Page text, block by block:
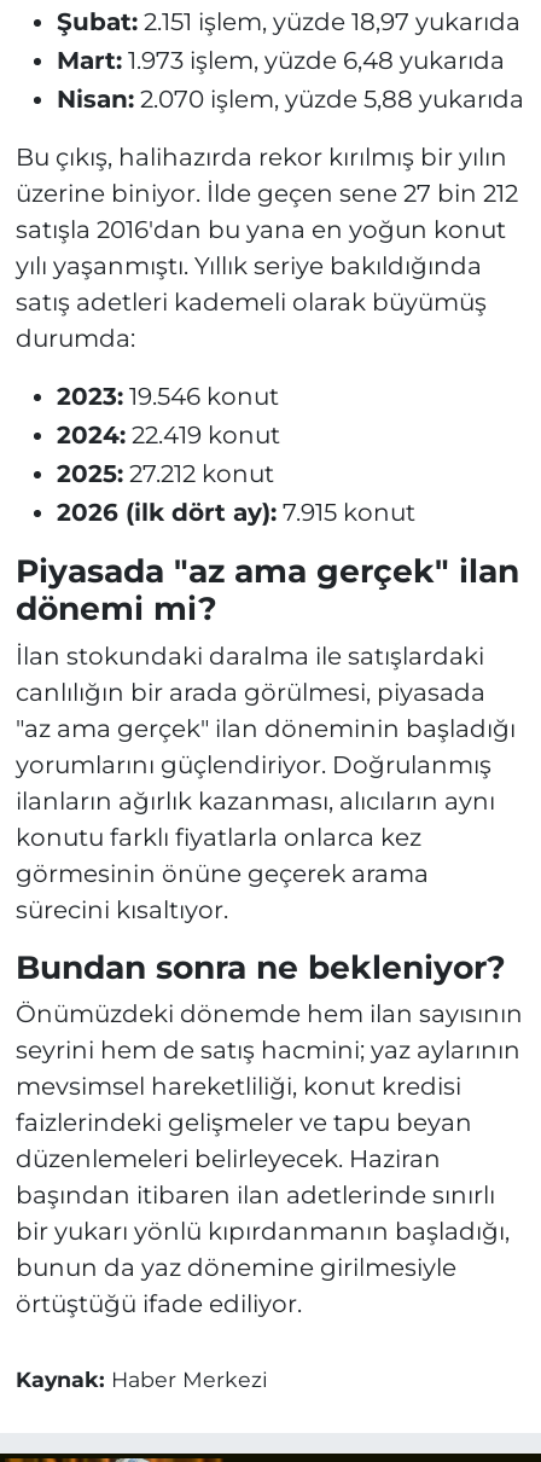
Şubat:2.151 işlem, yüzde 18,97 yukarıda
Mart:1.973 işlem, yüzde 6,48 yukarıda
Nisan:2.070 işlem, yüzde 5,88 yukarıda
Bu çıkış, halihazırda rekor kırılmış bir yılın
üzerine biniyor. İlde geçen sene 27 bin 212
satışla 2016'dan bu yana en yoğun konut
yılı yaşanmıştı. Yıllık seriye bakıldığında
satış adetleri kademeli olarak büyümüş
durumda:
2023:19.546 konut
2024:22.419 konut
2025:27.212 konut
2026 (ilk dört ay):7.915 konut
Piyasada "az ama gerçek" ilan
dönemi mi?
İlan stokundaki daralma ile satışlardaki
canlılığın bir arada görülmesi, piyasada
"az ama gerçek" ilan döneminin başladığı
yorumlarını güçlendiriyor. Doğrulanmış
ilanların ağırlık kazanması, alıcıların aynı
konutu farklı fiyatlarla onlarca kez
görmesinin önüne geçerek arama
sürecini kısaltıyor.
Bundan sonra ne bekleniyor?
Önümüzdeki dönemde hem ilan sayısının
seyrini hem de satış hacmini; yaz aylarının
mevsimsel hareketliliği, konut kredisi
faizlerindeki gelişmeler ve tapu beyan
düzenlemeleri belirleyecek. Haziran
başından itibaren ilan adetlerinde sınırlı
bir yukarı yönlü kıpırdanmanın başladığı,
bunun da yaz dönemine girilmesiyle
örtüştüğü ifade ediliyor.
Kaynak: Haber Merkezi